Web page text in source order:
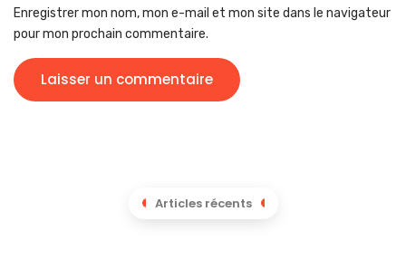
Enregistrer mon nom, mon e-mail et mon site dans le navigateur
pour mon prochain commentaire.
Articles récents